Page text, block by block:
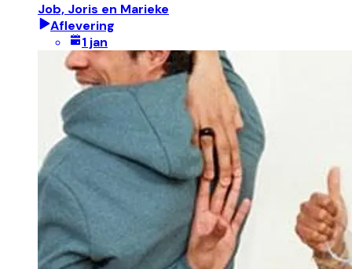
Job, Joris en Marieke
Aflevering
1 jan